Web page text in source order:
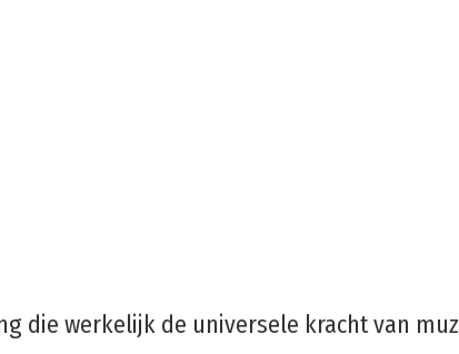
die werkelijk de universele kracht van